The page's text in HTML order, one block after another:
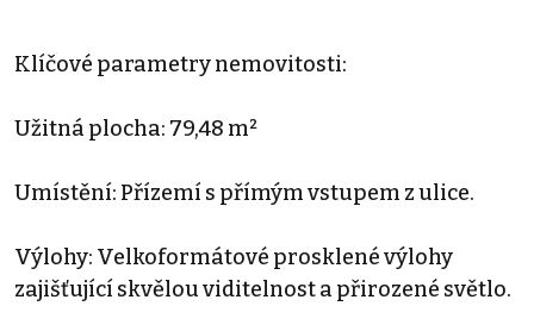
Klíčové parametry nemovitosti:
Užitná plocha: 79,48 m²
Umístění: Přízemí s přímým vstupem z ulice.
Výlohy: Velkoformátové prosklené výlohy
zajišťující skvělou viditelnost a přirozené světlo.